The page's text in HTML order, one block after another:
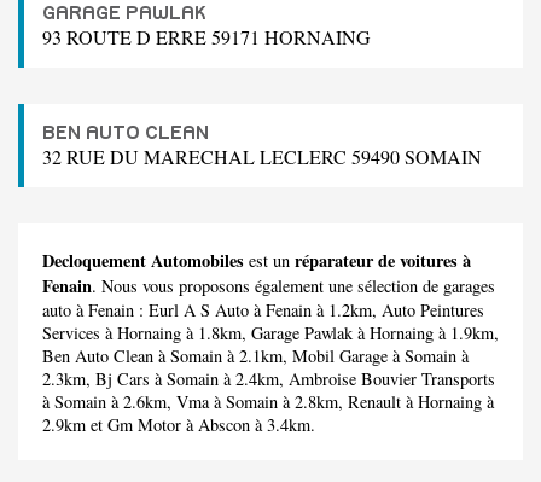
GARAGE PAWLAK
93 ROUTE D ERRE 59171 HORNAING
BEN AUTO CLEAN
32 RUE DU MARECHAL LECLERC 59490 SOMAIN
Decloquement Automobiles est un réparateur de voitures à
Fenain. Nous vous proposons également une sélection de garages
auto à Fenain : Eurl A S Auto à Fenain à 1.2km, Auto Peintures
Services à Hornaing à 1.8km, Garage Pawlak à Hornaing à 1.9km,
Ben Auto Clean à Somain à 2.1km, Mobil Garage à Somain à
2.3km, Bj Cars à Somain à 2.4km, Ambroise Bouvier Transports
à Somain à 2.6km, Vmaà Somain à 2.8km, Renault à Hornaing à
2.9km et Gm Motor à Abscon à 3.4km.